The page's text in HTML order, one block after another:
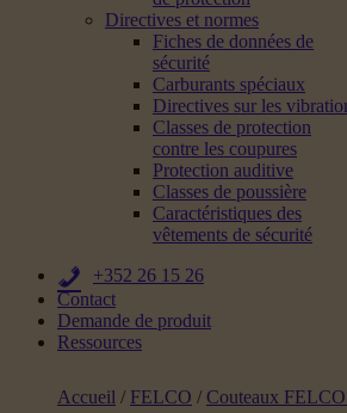
Directives et normes
Fiches de données de
sécurité
Carburants spéciaux
Directives sur les
Classes de protection
contre les coupures
Protection auditive
Classes de poussière
Caractéristiques des
vêtements de sécurité
+352 26 15 26
Contact
Demande de produit
Ressources
Accueil / FELCO / Couteaux